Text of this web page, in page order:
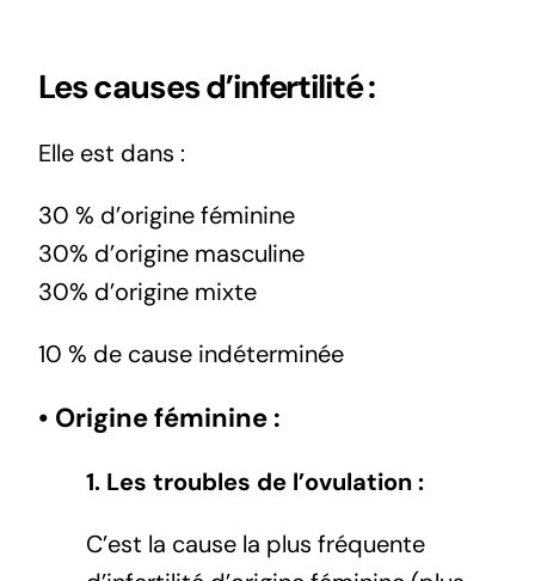
Les causes d’infertilité :
Elle est dans :
30 % d’origine féminine
30% d’origine masculine
30% d’origine mixte
10 % de cause indéterminée
• Origine féminine :
1. Les troubles de l’ovulation :
C’est la cause la plus fréquente